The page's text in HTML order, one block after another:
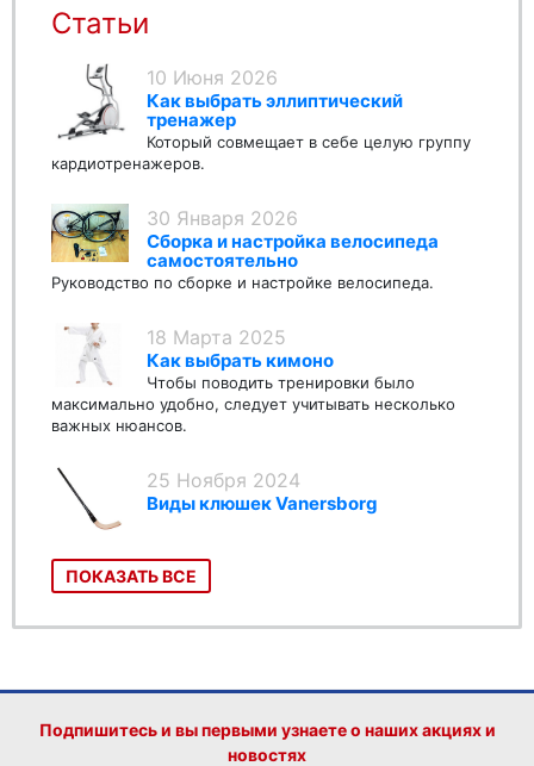
Статьи
10 Июня 2026
Как выбрать эллиптический
тренажер
Который совмещает в себе целую группу
кардиотренажеров.
30 Января 2026
Сборка и настройка велосипеда
самостоятельно
Руководство по сборке и настройке велосипеда.
18 Марта 2025
Как выбрать кимоно
Чтобы поводить тренировки было
максимально удобно, следует учитывать несколько
важных нюансов.
25 Ноября 2024
Виды клюшек Vanersborg
ПОКАЗАТЬ ВСЕ
Подпишитесь и вы первыми узнаете о наших акциях и
новостях